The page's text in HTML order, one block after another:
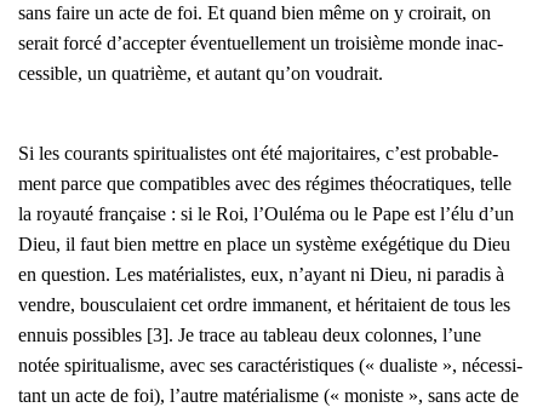
sans faire un acte de foi. Et quand bien même on y croi­rait, on
serait for­cé d’accepter éven­tuel­le­ment un troi­sième monde inac­
ces­sible, un qua­trième, et autant qu’on vou­drait.
Si les cou­rants spi­ri­tua­listes ont été majo­ri­taires, c’est pro­ba­ble­
ment parce que com­pa­tibles avec des régimes théo­cra­tiques, telle
la royau­té fran­çaise : si le Roi, l’Ouléma ou le Pape est l’élu d’un
Dieu, il faut bien mettre en place un sys­tème exé­gé­tique du Dieu
en ques­tion. Les maté­ria­listes, eux, n’ayant ni Dieu, ni para­dis à
vendre, bous­cu­laient cet ordre imma­nent, et héri­taient de tous les
ennuis pos­sibles [3]. Je trace au tableau deux colonnes, l’une
notée spi­ri­tua­lisme, avec ses carac­té­ris­tiques (« dua­liste », néces­si­
tant un acte de foi), l’autre maté­ria­lisme (« moniste », sans acte de